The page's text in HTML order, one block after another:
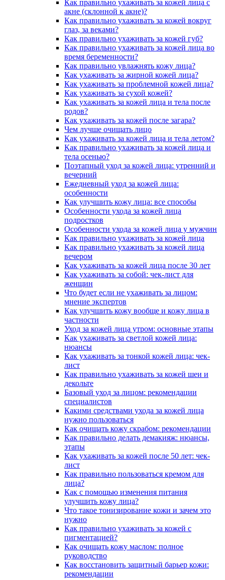
Как правильно ухаживать за кожей лица с
акне (склонной к акне)?
Как правильно ухаживать за кожей вокруг
глаз, за веками?
Как правильно ухаживать за кожей губ?
Как правильно ухаживать за кожей лица во
время беременности?
Как правильно увлажнять кожу лица?
Как ухаживать за жирной кожей лица?
Как ухаживать за проблемной кожей лица?
Как ухаживать за сухой кожей?
Как ухаживать за кожей лица и тела после
родов?
Как ухаживать за кожей после загара?
Чем лучше очищать лицо
Как ухаживать за кожей лица и тела летом?
Как правильно ухаживать за кожей лица и
тела осенью?
Поэтапный уход за кожей лица: утренний и
вечерний
Ежедневный уход за кожей лица:
особенности
Как улучшить кожу лица: все способы
Особенности ухода за кожей лица
подростков
Особенности ухода за кожей лица у мужчин
Как правильно ухаживать за кожей лица
Как правильно ухаживать за кожей лица
вечером
Как ухаживать за кожей лица после 30 лет
Как ухаживать за собой: чек-лист для
женщин
Что будет если не ухаживать за лицом:
мнение экспертов
Как улучшить кожу вообще и кожу лица в
частности
Уход за кожей лица утром: основные этапы
Как ухаживать за светлой кожей лица:
нюансы
Как ухаживать за тонкой кожей лица: чек-
лист
Как правильно ухаживать за кожей шеи и
декольте
Базовый уход за лицом: рекомендации
специалистов
Какими средствами ухода за кожей лица
нужно пользоваться
Как очищать кожу скрабом: рекомендации
Как правильно делать демакияж: нюансы,
этапы
Как ухаживать за кожей после 50 лет: чек-
лист
Как правильно пользоваться кремом для
лица?
Как с помощью изменения питания
улучшить кожу лица?
Что такое тонизирование кожи и зачем это
нужно
Как правильно ухаживать за кожей с
пигментацией?
Как очищать кожу маслом: полное
руководство
Как восстановить защитный барьер кожи:
рекомендации